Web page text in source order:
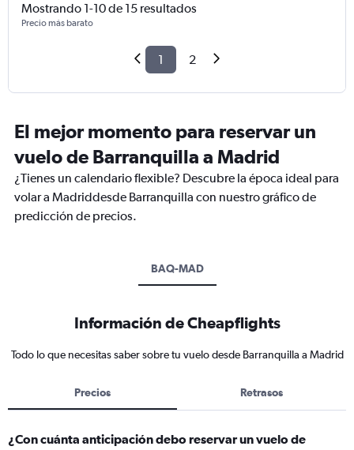
Mostrando 1-10 de 15 resultados
Precio más barato
1 2
El mejor momento para reservar un
vuelo de Barranquilla a Madrid
¿Tienes un calendario flexible? Descubre la época ideal para
volar a Madriddesde Barranquilla con nuestro gráfico de
predicción de precios.
BAQ-MAD
Información de Cheapflights
Todo lo que necesitas saber sobre tu vuelo desde Barranquilla a Madrid
Precios Retrasos
¿Con cuánta anticipación debo reservar un vuelo de